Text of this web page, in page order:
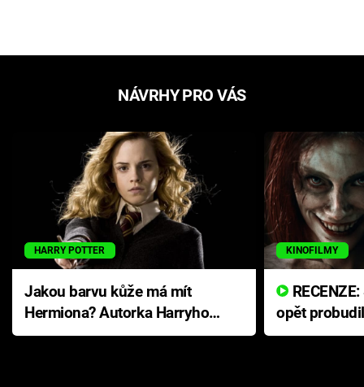
NÁVRHY PRO VÁS
HARRY POTTER
Jakou barvu kůže má mít
Hermiona? Autorka Harryho
Pottera přišla s ráznou
KINOFILMY
opět
přichází s